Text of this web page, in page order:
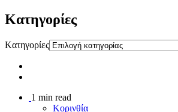
Kατηγορίες
Kατηγορίες
1 min read
Κορινθία